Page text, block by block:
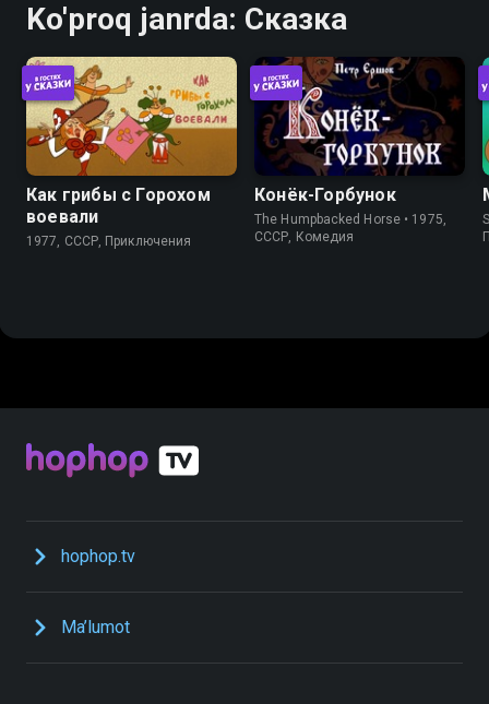
Ko'proq janrda: Сказка
Как грибы с Горохом
воевали
1977, СССР, Приключения
Конёк-Горбунок
The Humpbacked Horse • 1975,
СССР, Комедия
hophop.tv
Ma’lumot